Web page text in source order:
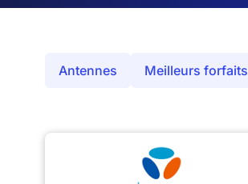
Antennes Meilleurs forfaits